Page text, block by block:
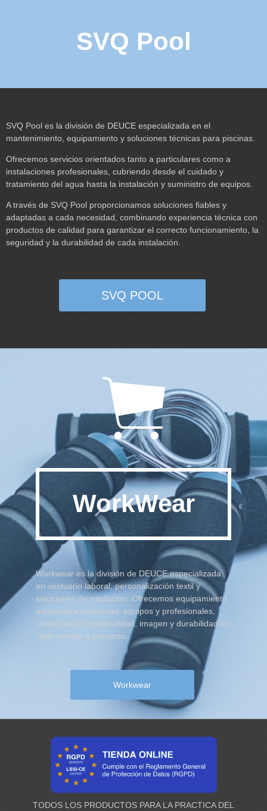
SVQ Pool
SVQ Pool es la división de DEUCE especializada en el
mantenimiento, equipamiento y soluciones técnicas para piscinas.
Ofrecemos servicios orientados tanto a particulares como a
instalaciones profesionales, cubriendo desde el cuidado y
tratamiento del agua hasta la instalación y suministro de equipos.
A través de SVQ Pool proporcionamos soluciones fiables y
adaptadas a cada necesidad, combinando experiencia técnica con
productos de calidad para garantizar el correcto funcionamiento, la
seguridad y la durabilidad de cada instalación.
SVQ POOL

WorkWear
Workwear es la división de DEUCE especializada
en vestuario laboral, personalización textil y
soluciones de rotulación. Ofrecemos equipamiento
adaptado a empresas, equipos y profesionales,
combinando funcionalidad, imagen y durabilidad en
cada prenda y proyecto.
Workwear
TODOS LOS PRODUCTOS PARA LA PRACTICA DEL